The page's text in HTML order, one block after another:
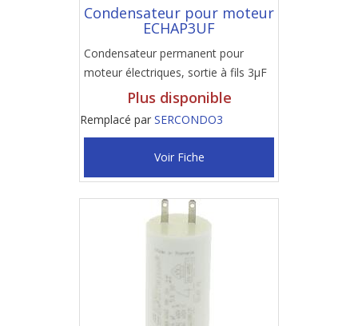
Condensateur pour moteur
ECHAP3UF
Condensateur permanent pour
moteur électriques, sortie à fils 3µF
Plus disponible
Remplacé par SERCONDO3
Voir Fiche